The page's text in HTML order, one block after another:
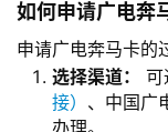
如何申请广电奔
申请广电奔马卡的
选择渠道：
可
接） 、中国广